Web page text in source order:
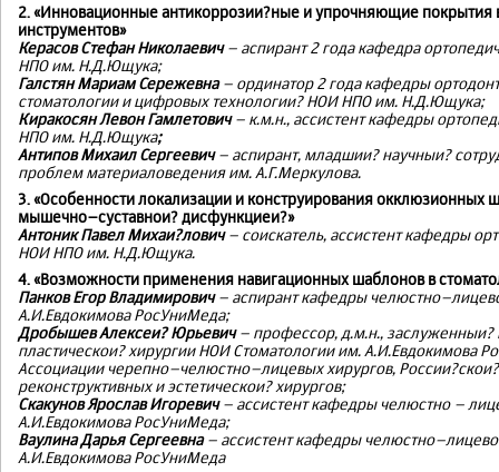
2. «Инновационные антикоррозии?ные и упрочняющие покрытия
инструментов»
Керасов Стефан Николаевич– аспирант 2 года кафедра
НПО им. Н.Д.Ющука;
Галстян Мариам Сережевна– ординатор 2 года кафедры
стоматологии и цифровых технологии? НОИ НПО им. Н.Д.Ющука;
Киракосян Левон Гамлетович– к.м.н., ассистент кафедры
НПО им. Н.Д.Ющука;
Антипов Михаил Сергеевич– аспирант, младшии? научныи?
проблем материаловедения им. А.Г.Меркулова.
3. «Особенности локализации и конструирования окклюзионных
мышечно–суставнои? дисфункциеи?»
Антоник Павел Михаи?лович– соискатель, ассистент кафедры
НОИ НПО им. Н.Д.Ющука.
4. «Возможности применения навигационных шаблонов в
Панков Егор Владимирович– аспирант кафедры
А.И.Евдокимова РосУниМеда;
Дробышев Алексеи? Юрьевич– профессор, д.м.н.,
пластическои? хирургии НОИ Стоматологии им. А.И.Евдокимова
Ассоциации черепно–челюстно–лицевых хирургов,
реконструктивных и эстетическои? хирургов;
Скакунов Ярослав Игоревич– ассистент кафедры челюстно –
А.И.Евдокимова РосУниМеда;
Ваулина Дарья Сергеевна– ассистент кафедры
А.И.Евдокимова РосУниМеда